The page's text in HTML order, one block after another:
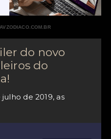
do novo
do
de 2019, as